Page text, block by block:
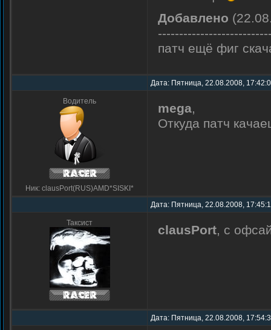
Добавлено
патч ещё фиг
Дата: Пятница, 22.08.2008,
Водитель
Ник: clausPort(RUS)AMD*SISKI*
mega,
Откуда патч
Дата: Пятница, 22.08.2008,
Таксист clausPort, c
Дата: Пятница, 22.08.2008,